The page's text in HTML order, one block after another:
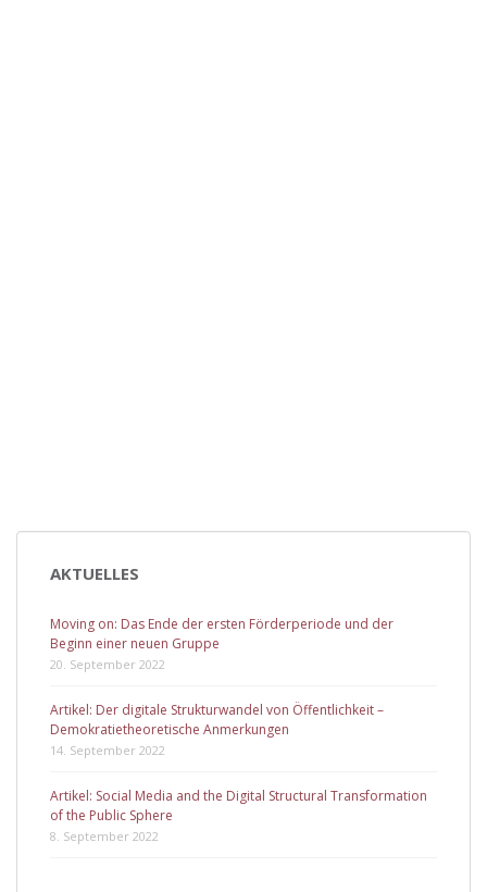
AKTUELLES
Moving on: Das Ende der ersten Förderperiode und der
Beginn einer neuen Gruppe
20. September 2022
Artikel: Der digitale Strukturwandel von Öffentlichkeit –
Demokratietheoretische Anmerkungen
14. September 2022
Artikel: Social Media and the Digital Structural Transformation
of the Public Sphere
8. September 2022